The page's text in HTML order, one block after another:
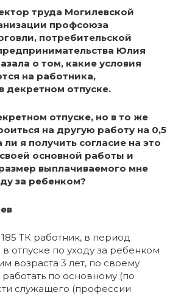
труда Могилевской
профсоюза
потребительской
Юлия
о том, какие условия
на работника,
декретном отпуске.
отпуске, но в то же
на другую работу на 0,5
я получить согласие на это
основной работы и
выплачиваемого мне
за ребенком?
185 ТК работник, в период
отпуске по уходу за ребенком
возраста 3 лет, по своему
по основному (по
служащего (профессии